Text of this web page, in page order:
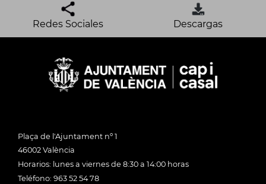
Redes Sociales Descargas
Plaça de l'Ajuntament nº 1
46002 València
Horarios: lunes a viernes de 8:30 a 14:00 horas
Teléfono: 963 52 54 78